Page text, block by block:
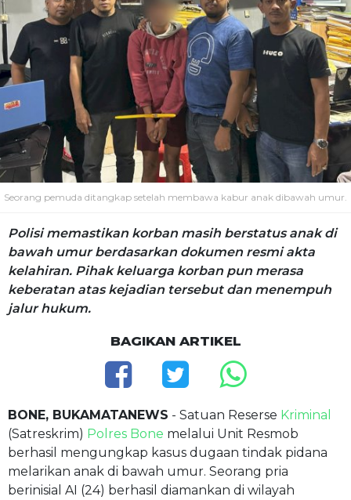
Seorang pemuda ditangkap setelah membawa kabur anak dibawah umur.
Polisi memastikan korban masih berstatus anak di
bawah umur berdasarkan dokumen resmi akta
kelahiran. Pihak keluarga korban pun merasa
keberatan atas kejadian tersebut dan menempuh
jalur hukum.
BAGIKAN ARTIKEL
BONE, BUKAMATANEWS - Satuan Reserse Kriminal
(Satreskrim) Polres Bone melalui Unit Resmob
berhasil mengungkap kasus dugaan tindak pidana
melarikan anak di bawah umur. Seorang pria
berinisial AI (24) berhasil diamankan di wilayah